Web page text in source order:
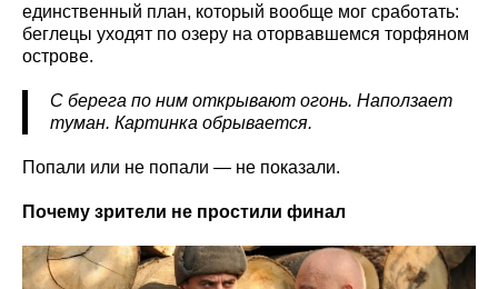
единственный план, который вообще мог сработать:
беглецы уходят по озеру на оторвавшемся торфяном
острове.
С берега по ним открывают огонь. Наползает
туман. Картинка обрывается.
Попали или не попали — не показали.
Почему зрители не простили финал